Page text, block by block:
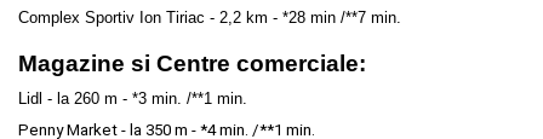
Complex Sportiv Ion Tiriac - 2,2 km - *28 min /**7 min.
Magazine si Centre comerciale:
Lidl - la 260 m - *3 min. /**1 min.
Penny Market - la 350 m - *4 min. /**1 min.